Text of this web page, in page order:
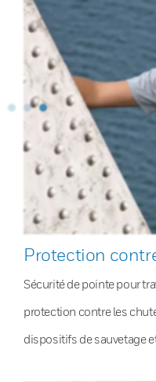
Protection
Sécurité de pointe pour
protection contre les
dispositifs de sauvetage